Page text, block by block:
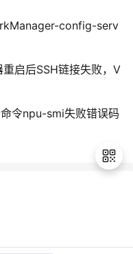
config-serv
重启后SSH链接失败，V
令npu-smi失败错误码